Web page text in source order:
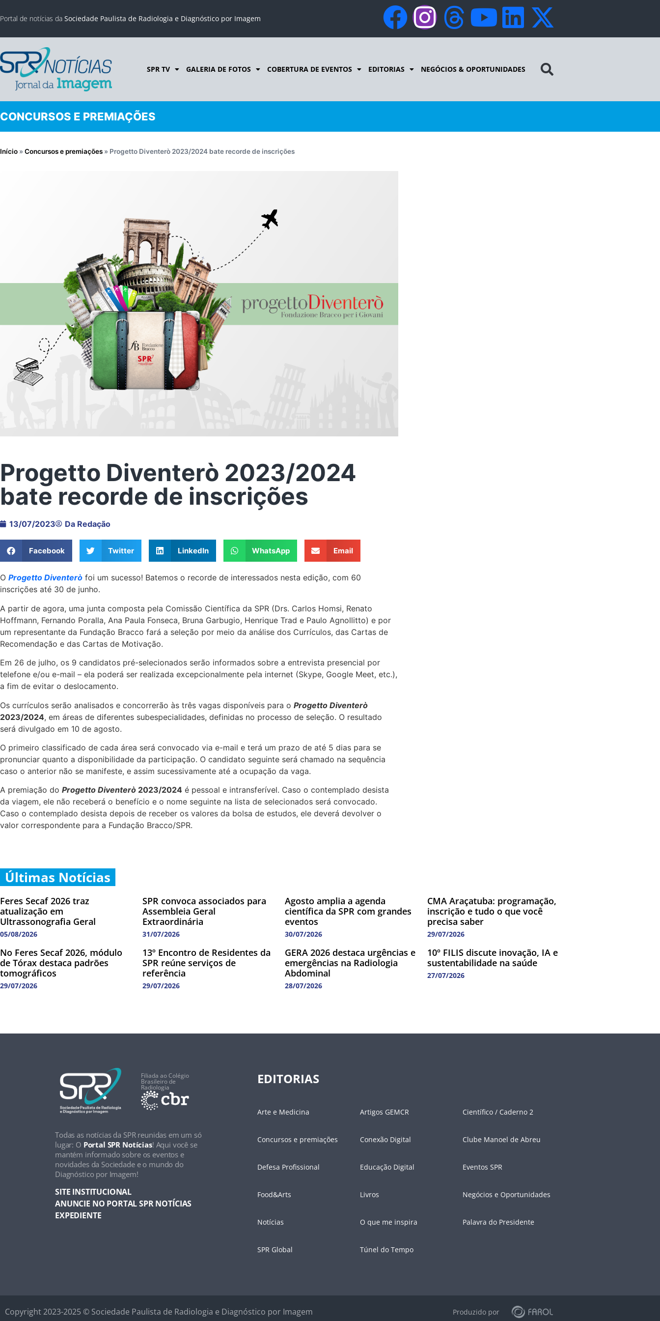
Portal de notícias da Sociedade Paulista de Radiologia e Diagnóstico por Imagem
SPR TV GALERIA DE FOTOS COBERTURA DE EVENTOS EDITORIAS NEGÓCIOS & OPORTUNIDADES
CONCURSOS E PREMIAÇÕES
Início » Concursos e premiações » Progetto Diventerò 2023/2024 bate recorde de inscrições
Progetto Diventerò 2023/2024
bate recorde de inscrições
13/07/2023 Da Redação
Facebook Twitter LinkedIn WhatsApp Email
O Progetto Diventerò foi um sucesso! Batemos o recorde de interessados nesta edição, com 60
inscrições até 30 de junho.
A partir de agora, uma junta composta pela Comissão Científica da SPR (Drs. Carlos Homsi, Renato
Hoffmann, Fernando Poralla, Ana Paula Fonseca, Bruna Garbugio, Henrique Trad e Paulo Agnollitto) e por
um representante da Fundação Bracco fará a seleção por meio da análise dos Currículos, das Cartas de
Recomendação e das Cartas de Motivação.
Em 26 de julho, os 9 candidatos pré-selecionados serão informados sobre a entrevista presencial por
telefone e/ou e-mail – ela poderá ser realizada excepcionalmente pela internet (Skype, Google Meet, etc.),
a fim de evitar o deslocamento.
Os currículos serão analisados e concorrerão às três vagas disponíveis para o Progetto Diventerò
2023/2024, em áreas de diferentes subespecialidades, definidas no processo de seleção. O resultado
será divulgado em 10 de agosto.
O primeiro classificado de cada área será convocado via e-mail e terá um prazo de até 5 dias para se
pronunciar quanto a disponibilidade da participação. O candidato seguinte será chamado na sequência
caso o anterior não se manifeste, e assim sucessivamente até a ocupação da vaga.
A premiação do Progetto Diventerò 2023/2024 é pessoal e intransferível. Caso o contemplado desista
da viagem, ele não receberá o benefício e o nome seguinte na lista de selecionados será convocado.
Caso o contemplado desista depois de receber os valores da bolsa de estudos, ele deverá devolver o
valor correspondente para a Fundação Bracco/SPR.
Últimas Notícias
Feres Secaf 2026 traz
atualização em
Ultrassonografia Geral
05/08/2026
SPR convoca associados para
Assembleia Geral
Extraordinária
31/07/2026
Agosto amplia a agenda
científica da SPR com grandes
eventos
30/07/2026
CMA Araçatuba: programação,
inscrição e tudo o que você
precisa saber
29/07/2026
No Feres Secaf 2026, módulo
de Tórax destaca padrões
tomográficos
29/07/2026
13º Encontro de Residentes da
SPR reúne serviços de
referência
29/07/2026
GERA 2026 destaca urgências e
emergências na Radiologia
Abdominal
28/07/2026
10º FILIS discute inovação, IA e
sustentabilidade na saúde
27/07/2026
Filiada ao Colégio
Brasileiro de
Radiologia
Todas as notícias da SPR reunidas em um só
lugar: O Portal SPR Notícias! Aqui você se
mantém informado sobre os eventos e
novidades da Sociedade e o mundo do
Diagnóstico por Imagem!
SITE INSTITUCIONAL
ANUNCIE NO PORTAL SPR NOTÍCIAS
EXPEDIENTE
EDITORIAS
Arte e Medicina Artigos GEMCR Científico / Caderno 2
Concursos e premiações Conexão Digital Clube Manoel de Abreu
Defesa Profissional Educação Digital Eventos SPR
Food&Arts Livros Negócios e Oportunidades
Notícias O que me inspira Palavra do Presidente
SPR Global Túnel do Tempo
Copyright 2023-2025 © Sociedade Paulista de Radiologia e Diagnóstico por Imagem Produzido por